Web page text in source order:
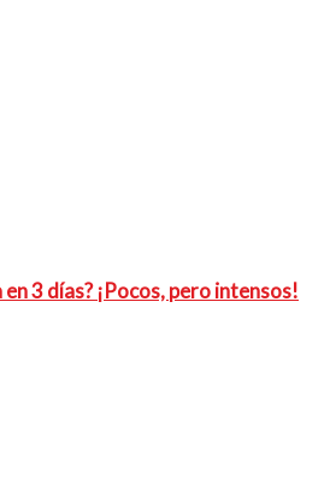
3 días? ¡Pocos, pero intensos!